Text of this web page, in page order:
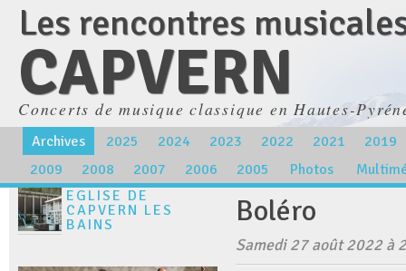
Les rencontres
CAPVERN
Concerts de musique classique en Hautes-
Archives 2025 2024 2023 2022 2021
2019
2009
2008 2007 2006 2005 Photos
Boléro
Samedi 27 août 2022 à
EGLISE DE
CAPVERN LES
BAINS